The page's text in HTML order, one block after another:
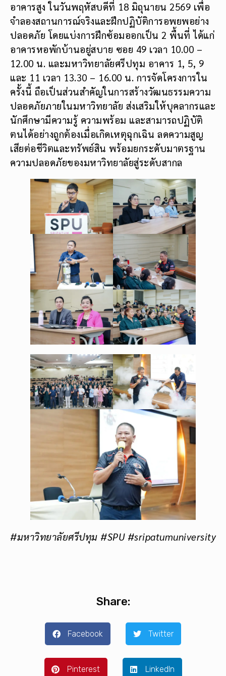
อาคารสูง ในวันพฤหัสบดีที่ 18 มิถุนายน 2569 เพื่อ
จำลองสถานการณ์จริงและฝึกปฏิบัติการอพยพอย่าง
ปลอดภัย โดยแบ่งการฝึกซ้อมออกเป็น 2 พื้นที่ ได้แก่
อาคารหอพักบ้านอยู่สบาย ซอย 49 เวลา 10.00 –
12.00 น. และมหาวิทยาลัยศรีปทุม อาคาร 1, 5, 9
และ 11 เวลา 13.30 – 16.00 น. การจัดโครงการใน
ครั้งนี้ ถือเป็นส่วนสำคัญในการสร้างวัฒนธรรมความ
ปลอดภัยภายในมหาวิทยาลัย ส่งเสริมให้บุคลากรและ
นักศึกษามีความรู้ ความพร้อม และสามารถปฏิบัติ
ตนได้อย่างถูกต้องเมื่อเกิดเหตุฉุกเฉิน ลดความสูญ
เสียต่อชีวิตและทรัพย์สิน พร้อมยกระดับมาตรฐาน
ความปลอดภัยของมหาวิทยาลัยสู่ระดับสากล
#มหาวิทยาลัยศรีปทุม #SPU #sripatumuniversity
Share:
Facebook Twitter
Pinterest LinkedIn